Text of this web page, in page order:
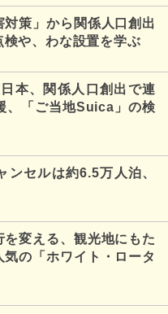
策」から関係人口創出
や、わな設置を学ぶ
本、関係人口創出で連
、「ご当地Suica」の検
ンセルは約6.5万人泊、
変える、観光地にもた
の「ホワイト・ロータ